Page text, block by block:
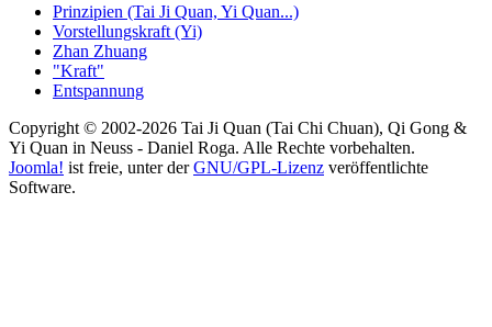
Prinzipien (Tai Ji Quan, Yi Quan...)
Vorstellungskraft (Yi)
Zhan Zhuang
"Kraft"
Entspannung
Copyright © 2002-2026 Tai Ji Quan (Tai Chi Chuan), Qi Gong &
Yi Quan in Neuss - Daniel Roga. Alle Rechte vorbehalten.
Joomla! ist freie, unter derGNU/GPL-Lizenz veröffentlichte
Software.